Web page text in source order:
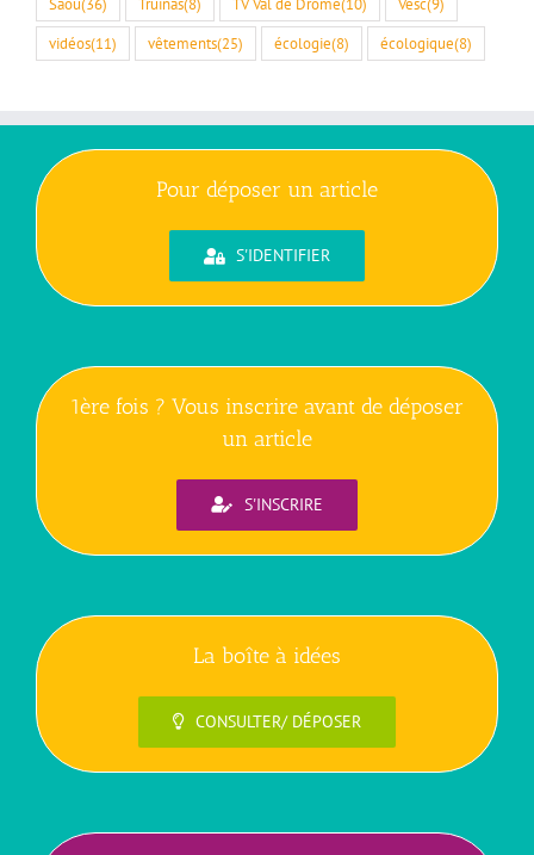
Saou(36) Truinas(8) TV Val de Drôme(10) Vesc(9)
vidéos(11) vêtements(25) écologie(8) écologique(8)
Pour déposer un article
S'IDENTIFIER
1ère fois ? Vous inscrire avant de déposer
un article
S'INSCRIRE
La boîte à idées
CONSULTER/ DÉPOSER